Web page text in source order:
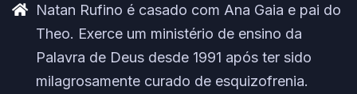
Natan Rufino é casado com Ana Gaia e pai do
Theo. Exerce um ministério de ensino da
Palavra de Deus desde 1991 após ter sido
milagrosamente curado de esquizofrenia.